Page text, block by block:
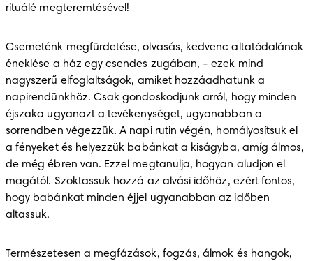
rituálé megteremtésével!
Csemeténk megfürdetése, olvasás, kedvenc altatódalának
éneklése a ház egy csendes zugában, - ezek mind
nagyszerű elfoglaltságok, amiket hozzáadhatunk a
napirendünkhöz. Csak gondoskodjunk arról, hogy minden
éjszaka ugyanazt a tevékenységet, ugyanabban a
sorrendben végezzük. A napi rutin végén, homályosítsuk el
a fényeket és helyezzük babánkat a kiságyba, amíg álmos,
de még ébren van. Ezzel megtanulja, hogyan aludjon el
magától. Szoktassuk hozzá az alvási időhöz, ezért fontos,
hogy babánkat minden éjjel ugyanabban az időben
altassuk.
Természetesen a megfázások, fogzás, álmok és hangok,